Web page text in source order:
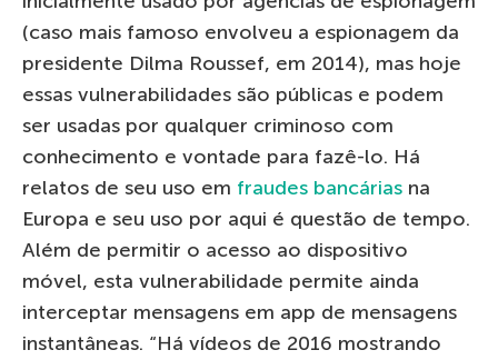
(caso mais famoso envolveu a espionagem da
presidente Dilma Roussef, em 2014), mas hoje
essas vulnerabilidades são públicas e podem
ser usadas por qualquer criminoso com
conhecimento e vontade para fazê-lo. Há
relatos de seu uso em fraudes bancárias na
Europa e seu uso por aqui é questão de tempo.
Além de permitir o acesso ao dispositivo
móvel, esta vulnerabilidade permite ainda
interceptar mensagens em app de mensagens
instantâneas. “Há vídeos de 2016 mostrando